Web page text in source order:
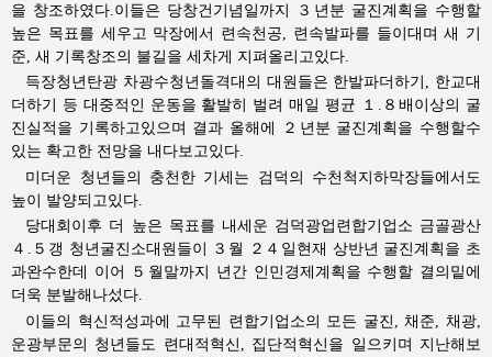
을 창조하였다.이들은 당창건기념일까지 ３년분 굴진계획을 수행할
높은 목표를 세우고 막장에서 련속천공, 련속발파를 들이대며 새 기
준, 새 기록창조의 불길을 세차게 지펴올리고있다.
득장청년탄광 차광수청년돌격대의 대원들은 한발파더하기, 한교대
더하기 등 대중적인 운동을 활발히 벌려 매일 평균 １.８배이상의 굴
진실적을 기록하고있으며 결과 올해에 ２년분 굴진계획을 수행할수
있는 확고한 전망을 내다보고있다.
미더운 청년들의 충천한 기세는 검덕의 수천척지하막장들에서도
높이 발양되고있다.
당대회이후 더 높은 목표를 내세운 검덕광업련합기업소 금골광산
４.５갱 청년굴진소대원들이 ３월 ２４일현재 상반년 굴진계획을 초
과완수한데 이어 ５월말까지 년간 인민경제계획을 수행할 결의밑에
더욱 분발해나섰다.
이들의 혁신적성과에 고무된 련합기업소의 모든 굴진, 채준, 채광,
운광부문의 청년들도 련대적혁신, 집단적혁신을 일으키며 지난해보